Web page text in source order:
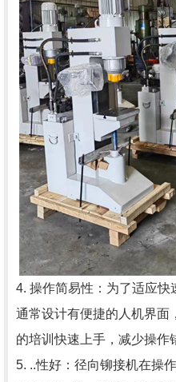
4. 操作简易性：为了适应
通常设计有便捷的人机界面
的培训快速上手，减少操作
5. ..性好：径向铆接机在操